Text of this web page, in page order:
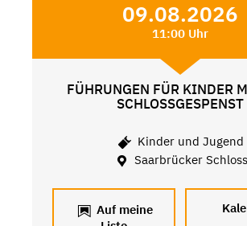
09.08.2026
11:00 Uhr
FÜHRUNGEN FÜR KINDER
SCHLOSSGESPENST
Kinder und Jugend
Saarbrücker Schloss
Auf meine